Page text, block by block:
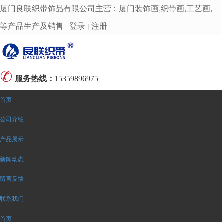
很遗憾，因您的浏览器版本过低导致无法获得最佳浏览体验，推荐下载安装谷歌浏览器！
厦门良联织带饰品有限公司主营：厦门装饰画,织带画,工艺画,
等产品生产及销售
登录 丨 注册
服务热线： 15359896975
首页
公司介绍
产品展示
新闻动态
留言反馈
联系我们
首页